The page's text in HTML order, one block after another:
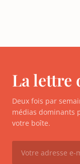
La lettre
Deux fois par
médias dominants
votre boîte.